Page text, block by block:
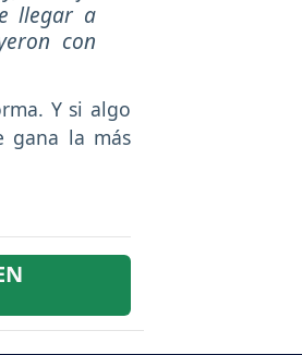
llegar a
con
Y si algo
gana la más